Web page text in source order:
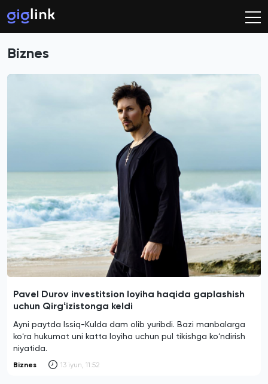
Biznes
Pavel Durov investitsion loyiha haqida gaplashish
uchun Qirgʻizistonga keldi
Ayni paytda Issiq-Kulda dam olib yuribdi. Bazi manbalarga
koʻra hukumat uni katta loyiha uchun pul tikishga koʻndirish
niyatida.
Biznes 13 iyun, 11:52